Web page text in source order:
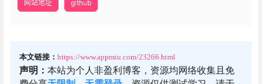
网站地址 github
本文链接： https://www.appmiu.com/23266.html
声明： 本站为个人非盈利博客，资源均网络收集且免